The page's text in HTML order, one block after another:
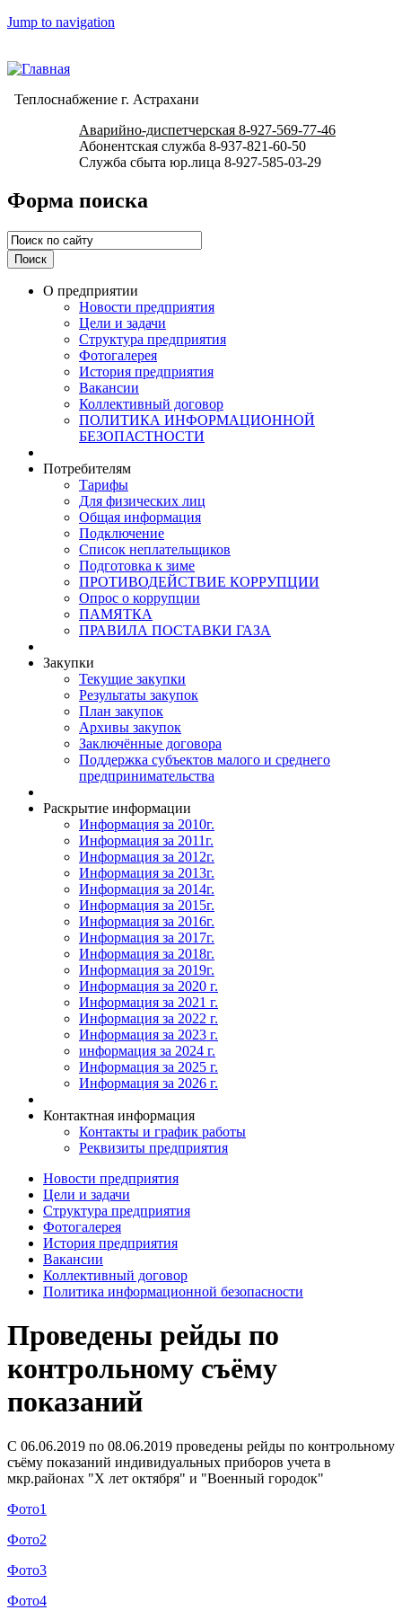
Jump to navigation
Теплоснабжение г. Астрахани
Аварийно-диспетчерская 8-927-569-77-46
Абонентская служба 8-937-821-60-50
Служба сбыта юр.лица 8-927-585-03-29
Форма поиска
О предприятии
Новости предприятия
Цели и задачи
Структура предприятия
Фотогалерея
История предприятия
Вакансии
Коллективный договор
ПОЛИТИКА ИНФОРМАЦИОННОЙ
БЕЗОПАСТНОСТИ
Потребителям
Тарифы
Для физических лиц
Общая информация
Подключение
Список неплательщиков
Подготовка к зиме
ПРОТИВОДЕЙСТВИЕ КОРРУПЦИИ
Опрос о коррупции
ПАМЯТКА
ПРАВИЛА ПОСТАВКИ ГАЗА
Закупки
Текущие закупки
Результаты закупок
План закупок
Архивы закупок
Заключённые договора
Поддержка субъектов малого и среднего
предпринимательства
Раскрытие информации
Информация за 2010г.
Информация за 2011г.
Информация за 2012г.
Информация за 2013г.
Информация за 2014г.
Информация за 2015г.
Информация за 2016г.
Информация за 2017г.
Информация за 2018г.
Информация за 2019г.
Информация за 2020 г.
Информация за 2021 г.
Информация за 2022 г.
Информация за 2023 г.
информация за 2024 г.
Информация за 2025 г.
Информация за 2026 г.
Контактная информация
Контакты и график работы
Реквизиты предприятия
Новости предприятия
Цели и задачи
Структура предприятия
Фотогалерея
История предприятия
Вакансии
Коллективный договор
Политика информационной безопасности
Проведены рейды по
контрольному съёму
показаний
С 06.06.2019 по 08.06.2019 проведены рейды по контрольному
съёму показаний индивидуальных приборов учета в
мкр.районах "Х лет октября" и "Военный городок"
Фото1
Фото2
Фото3
Фото4